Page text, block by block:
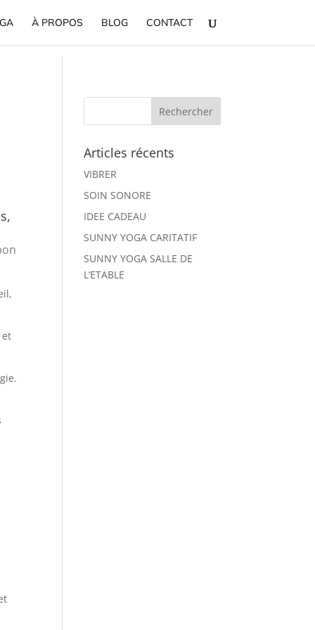
À PROPOS BLOG CONTACT
et
Articles récents
VIBRER
SOIN SONORE
IDEE CADEAU
SUNNY YOGA CARITATIF
SUNNY YOGA SALLE DE
L’ETABLE